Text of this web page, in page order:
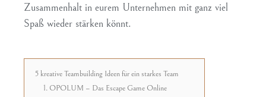
Zusammenhalt in eurem Unternehmen mit ganz viel
Spaß wieder stärken könnt.
5 kreative Teambuilding Ideen für ein starkes Team
1. OPOLUM – Das Escape Game Online